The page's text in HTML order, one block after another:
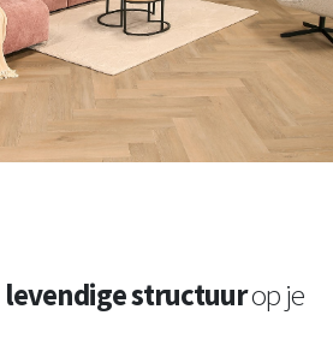
levendige structuurop je